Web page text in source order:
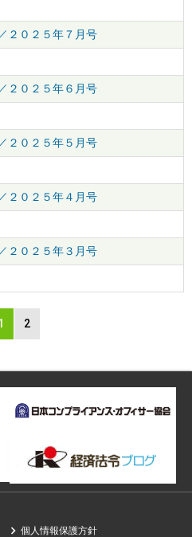
２０２５年７月号
２０２５年６月号
２０２５年５月号
２０２５年４月号
２０２５年３月号
2
個人情報保護方針